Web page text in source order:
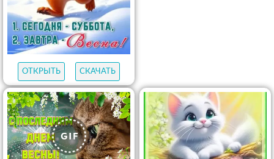
ОТКРЫТЬ СКАЧАТЬ